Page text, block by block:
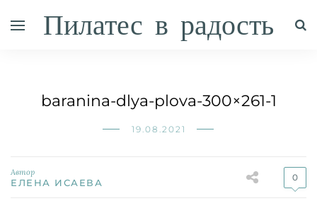
Пилатес в радость
baranina-dlya-plova-300×261-1
19.08.2021
Автор
ЕЛЕНА ИСАЕВА 0